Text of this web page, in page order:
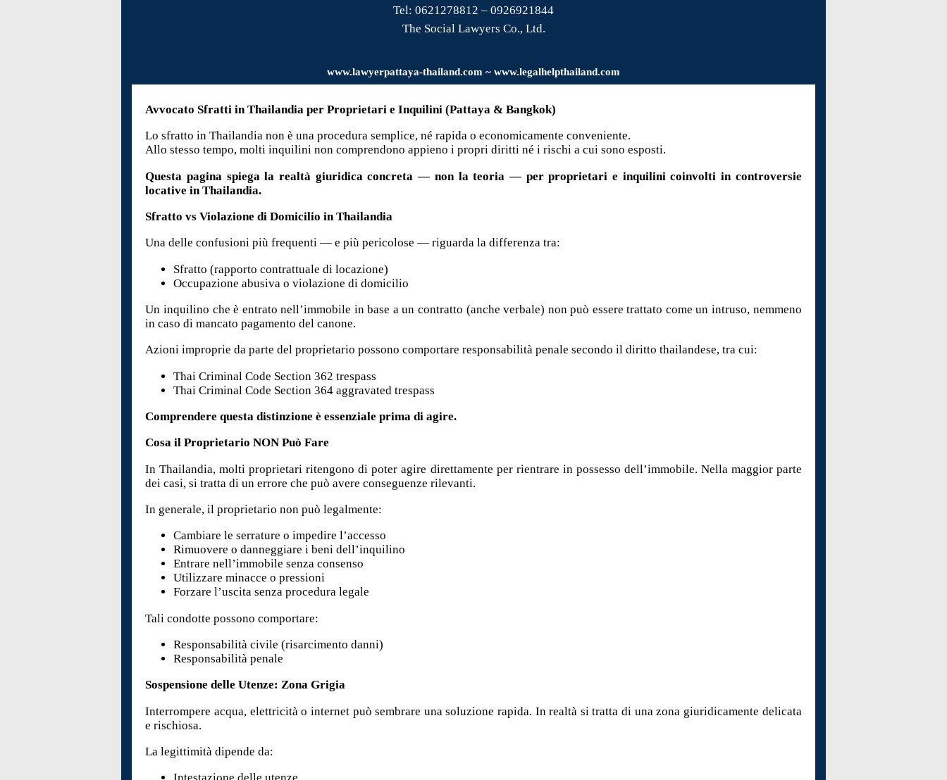
Tel: 0621278812 – 0926921844
The Social Lawyers Co., Ltd.
www.lawyerpattaya-thailand.com ~ www.legalhelpthailand.com
Avvocato Sfratti in Thailandia per Proprietari e Inquilini (Pattaya & Bangkok)
Lo sfratto in Thailandia non è una procedura semplice, né rapida o economicamente conveniente.
Allo stesso tempo, molti inquilini non comprendono appieno i propri diritti né i rischi a cui sono esposti.
Questa pagina spiega la realtà giuridica concreta — non la teoria — per proprietari e inquilini coinvolti in controversie
locative in Thailandia.
Sfratto vs Violazione di Domicilio in Thailandia
Una delle confusioni più frequenti — e più pericolose — riguarda la differenza tra:
Sfratto (rapporto contrattuale di locazione)
Occupazione abusiva o violazione di domicilio
Un inquilino che è entrato nell’immobile in base a un contratto (anche verbale) non può essere trattato come un intruso, nemmeno
in caso di mancato pagamento del canone.
Azioni improprie da parte del proprietario possono comportare responsabilità penale secondo il diritto thailandese, tra cui:
Thai Criminal Code Section 362 trespass
Thai Criminal Code Section 364 aggravated trespass
Comprendere questa distinzione è essenziale prima di agire.
Cosa il Proprietario NON Può Fare
In Thailandia, molti proprietari ritengono di poter agire direttamente per rientrare in possesso dell’immobile. Nella maggior parte
dei casi, si tratta di un errore che può avere conseguenze rilevanti.
In generale, il proprietario non può legalmente:
Cambiare le serrature o impedire l’accesso
Rimuovere o danneggiare i beni dell’inquilino
Entrare nell’immobile senza consenso
Utilizzare minacce o pressioni
Forzare l’uscita senza procedura legale
Tali condotte possono comportare:
Responsabilità civile (risarcimento danni)
Responsabilità penale
Sospensione delle Utenze: Zona Grigia
Interrompere acqua, elettricità o internet può sembrare una soluzione rapida. In realtà si tratta di una zona giuridicamente delicata
e rischiosa.
La legittimità dipende da: